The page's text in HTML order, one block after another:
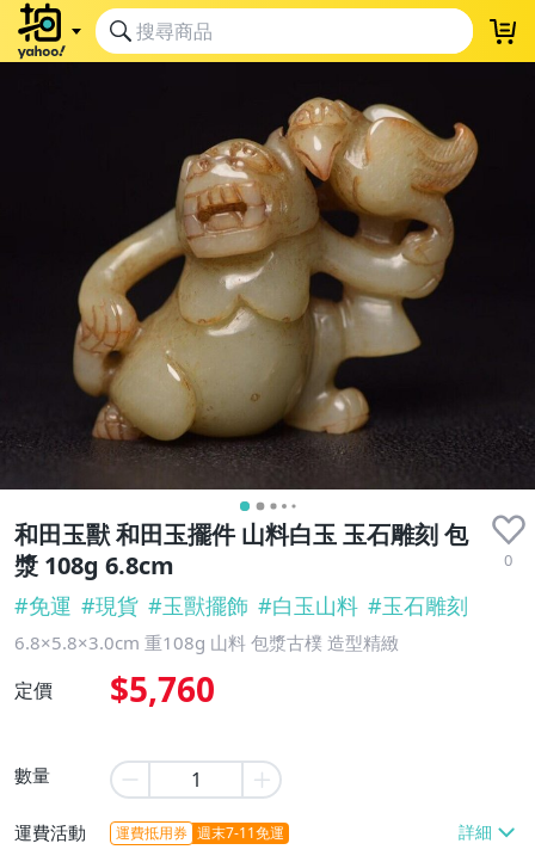
和田玉獸 和田玉擺件 山料白玉 玉石雕刻 包
漿 108g 6.8cm
0
#免運 #現貨 #玉獸擺飾 #白玉山料 #玉石雕刻
6.8×5.8×3.0cm 重108g 山料 包漿古樸 造型精緻
定價 $5,760
數量
運費活動 運費抵用券 週末7-11免運